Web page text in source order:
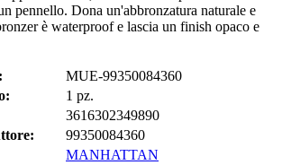
pennello. Dona un'abbronzatura naturale e
è waterproof e lascia un finish opaco e
MUE-99350084360
1 pz.
3616302349890
99350084360
MANHATTAN